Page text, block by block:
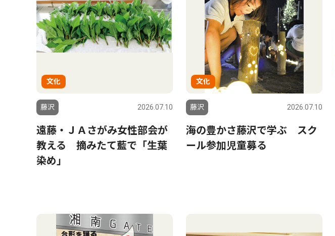
文化
藤沢 2026.07.10
遠藤・ＪＡさがみ女性部会が
教える 摘みたて藍で「生葉
染め」
文化
藤沢 2026.07.10
海の豊かさ藤沢で学ぶ スク
ール参加児童募る